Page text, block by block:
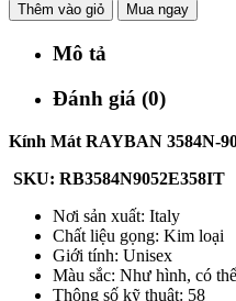
Thêm vào giỏ
Mua ngay
Mô tả
Đánh giá (0)
Kính Mát RAYBAN 3584N-
SKU: RB3584N9052E358IT
Nơi sản xuất: Italy
Chất liệu gọng: Kim loại
Giới tính: Unisex
Màu sắc: Như hình, có
Thông số kỹ thuật: 58